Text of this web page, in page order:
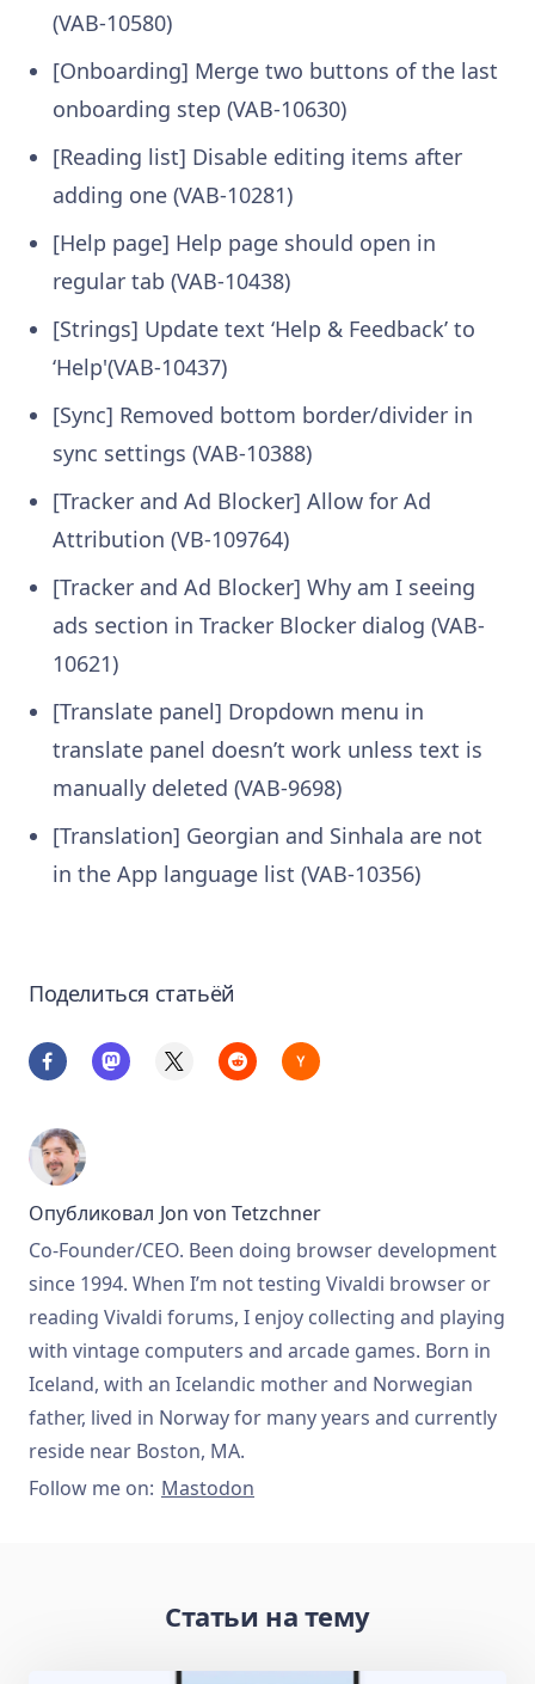
(VAB-10580)
[Onboarding] Merge two buttons of the last
onboarding step (VAB-10630)
[Reading list] Disable editing items after
adding one (VAB-10281)
[Help page] Help page should open in
regular tab (VAB-10438)
[Strings] Update text ‘Help & Feedback’ to
‘Help'(VAB-10437)
[Sync] Removed bottom border/divider in
sync settings (VAB-10388)
[Tracker and Ad Blocker] Allow for Ad
Attribution (VB-109764)
[Tracker and Ad Blocker] Why am I seeing
ads section in Tracker Blocker dialog (VAB-
10621)
[Translate panel] Dropdown menu in
translate panel doesn’t work unless text is
manually deleted (VAB-9698)
[Translation] Georgian and Sinhala are not
in the App language list (VAB-10356)
Поделиться статьёй
Опубликовал Jon von Tetzchner
Co-Founder/CEO. Been doing browser development
since 1994. When I’m not testing Vivaldi browser or
reading Vivaldi forums, I enjoy collecting and playing
with vintage computers and arcade games. Born in
Iceland, with an Icelandic mother and Norwegian
father, lived in Norway for many years and currently
reside near Boston, MA.
Follow me on: Mastodon
Статьи на тему